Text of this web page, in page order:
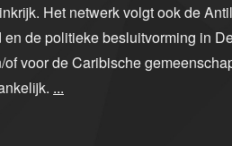
Het netwerk volgt ook de
de politieke besluitvorming in
voor de Caribische
...